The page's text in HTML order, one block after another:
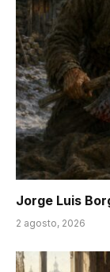
Jorge Luis
2 agosto, 2026